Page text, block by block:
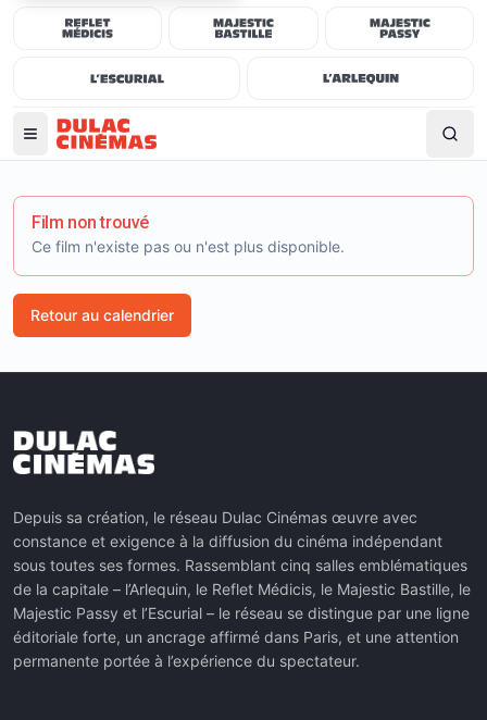
Film non trouvé
Ce film n'existe pas ou n'est plus disponible.
Retour au calendrier
Depuis sa création, le réseau Dulac Cinémas œuvre avec
constance et exigence à la diffusion du cinéma indépendant
sous toutes ses formes. Rassemblant cinq salles emblématiques
de la capitale – l’Arlequin, le Reflet Médicis, le Majestic Bastille, le
Majestic Passy et l’Escurial – le réseau se distingue par une ligne
éditoriale forte, un ancrage affirmé dans Paris, et une attention
permanente portée à l’expérience du spectateur.